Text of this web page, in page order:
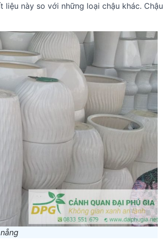
này so với những loại chậu khác.